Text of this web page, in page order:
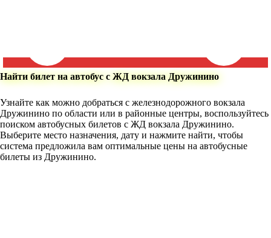
Найти билет на автобус с ЖД вокзала Дружинино
Узнайте как можно добраться с железнодорожного вокзала
Дружинино по области или в районные центры, воспользуйтесь
поиском автобусных билетов с ЖД вокзала Дружинино.
Выберите место назначения, дату и нажмите найти, чтобы
система предложила вам оптимальные цены на автобусные
билеты из Дружинино.